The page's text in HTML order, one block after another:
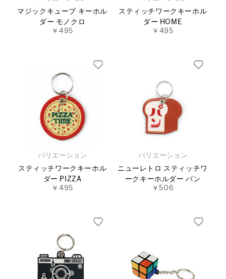
マジックキューブ キーホル
ダー モノクロ
￥495
スティッチワークキーホル
ダー HOME
￥495
バリエーション
スティッチワークキーホル
ダー PIZZA
￥495
バリエーション
ニューレトロ スティッチワ
ークキーホルダー パン
￥506